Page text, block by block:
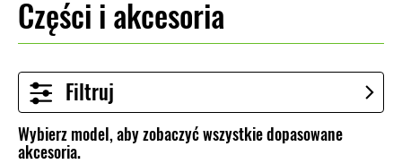
Części i akcesoria
Filtruj
Wybierz model, aby zobaczyć wszystkie dopasowane
akcesoria.